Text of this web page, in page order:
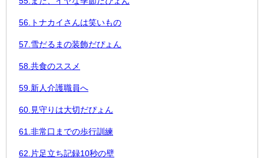
56.トナカイさんは笑いもの
57.雪だるまの装飾だぴょん
58.共食のススメ
59.新人介護職員へ
60.見守りは大切だぴょん
61.非常口までの歩行訓練
62.片足立ち記録10秒の壁